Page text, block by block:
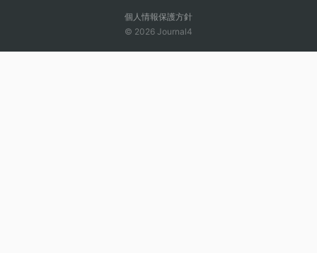
個人情報保護方針
© 2026 Journal4